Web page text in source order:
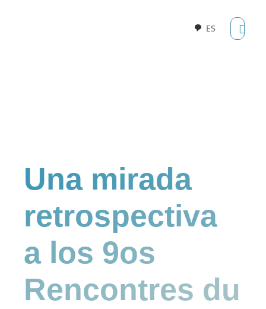
Una mirada
retrospectiva
a los 9os
Rencontres du
ES